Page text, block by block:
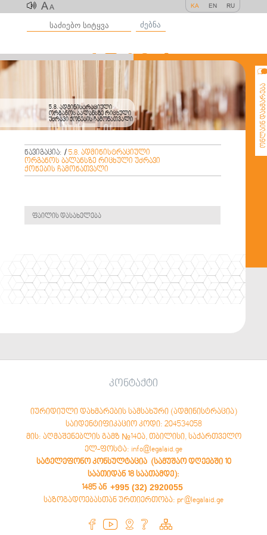
AA KA EN RU
ძებნა
5.8. ადმინისტრაციული
ორგანოს ბალანსზე რიცხული
უძრავი ქონების ჩამონათვალი
ონლაინ დახმარება
ნავიგაცია: / 5.8. ადმინისტრაციული
ორგანოს ბალანსზე რიცხული უძრავი
ქონების ჩამონათვალი
ფაილის დასახელება
კონტაქტი
იურიდიული დახმარების სამსახური (ადმინისტრაცია)
საიდენტიფიკაციო კოდი: 204534058
მის: აღმაშენებლის გამზ №140ა, თბილისი, საქართველო
ელ-ფოსტა: info@legalaid.ge
სატელეფონო კონსულტაცია (სამუშაო დღეებში 10
საათიდან 18 საათამდე):
1485 ან +995 (32) 2920055
საზოგადოებასთან ურთიერთობა: pr@legalaid.ge